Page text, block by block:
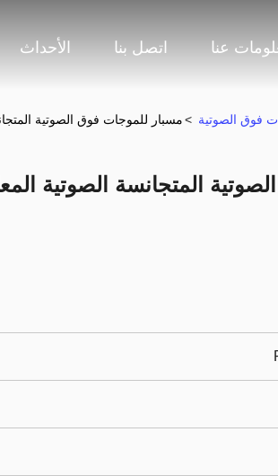
عنا اتصل بنا الأحداث
فوق الصوتية >مسبار للموجات فوق الصوتية
المتجانسة الصوتية